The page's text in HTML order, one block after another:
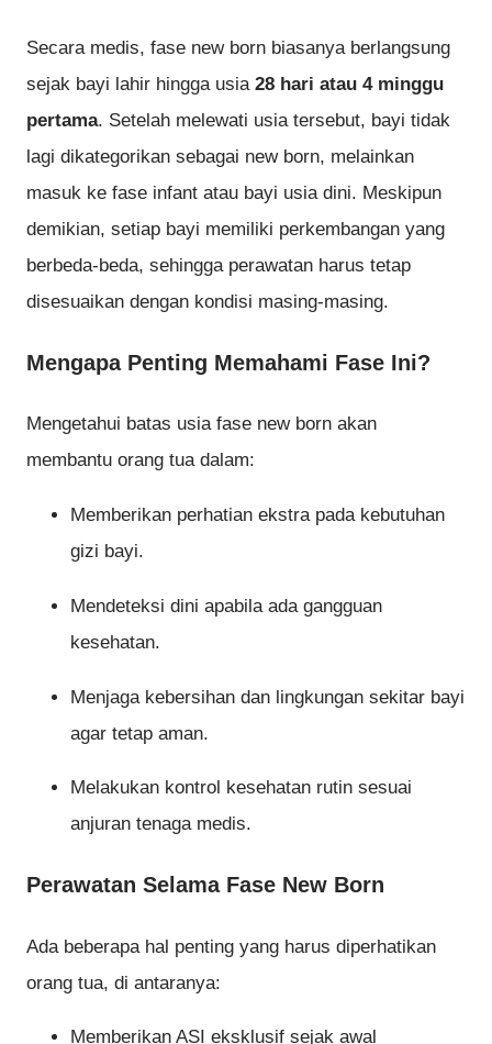
Secara medis, fase new born biasanya berlangsung
sejak bayi lahir hingga usia 28 hari atau 4 minggu
pertama. Setelah melewati usia tersebut, bayi tidak
lagi dikategorikan sebagai new born, melainkan
masuk ke fase infant atau bayi usia dini. Meskipun
demikian, setiap bayi memiliki perkembangan yang
berbeda-beda, sehingga perawatan harus tetap
disesuaikan dengan kondisi masing-masing.
Mengapa Penting Memahami Fase Ini?
Mengetahui batas usia fase new born akan
membantu orang tua dalam:
Memberikan perhatian ekstra pada kebutuhan
gizi bayi.
Mendeteksi dini apabila ada gangguan
kesehatan.
Menjaga kebersihan dan lingkungan sekitar bayi
agar tetap aman.
Melakukan kontrol kesehatan rutin sesuai
anjuran tenaga medis.
Perawatan Selama Fase New Born
Ada beberapa hal penting yang harus diperhatikan
orang tua, di antaranya:
Memberikan ASI eksklusif sejak awal